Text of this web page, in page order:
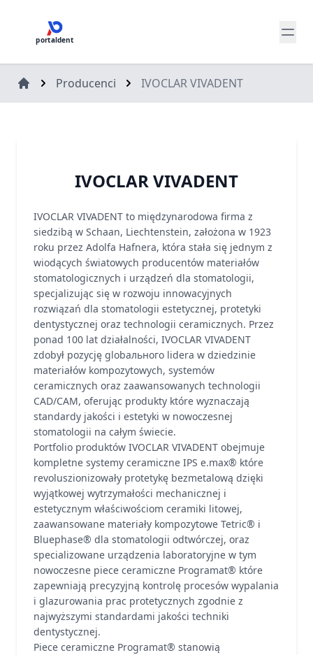
portaldent
Producenci IVOCLAR VIVADENT
IVOCLAR VIVADENT
IVOCLAR VIVADENT to międzynarodowa firma z
siedzibą w Schaan, Liechtenstein, założona w 1923
roku przez Adolfa Hafnera, która stała się jednym z
wiodących światowych producentów materiałów
stomatologicznych i urządzeń dla stomatologii,
specjalizując się w rozwoju innowacyjnych
rozwiązań dla stomatologii estetycznej, protetyki
dentystycznej oraz technologii ceramicznych. Przez
ponad 100 lat działalności, IVOCLAR VIVADENT
zdobył pozycję globального lidera w dziedzinie
materiałów kompozytowych, systemów
ceramicznych oraz zaawansowanych technologii
CAD/CAM, oferując produkty które wyznaczają
standardy jakości i estetyki w nowoczesnej
stomatologii na całym świecie.
Portfolio produktów IVOCLAR VIVADENT obejmuje
kompletne systemy ceramiczne IPS e.max® które
revoluszionizowały protetykę bezmetalową dzięki
wyjątkowej wytrzymałości mechanicznej i
estetycznym właściwościom ceramiki litowej,
zaawansowane materiały kompozytowe Tetric® i
Bluephase® dla stomatologii odtwórczej, oraz
specializowane urządzenia laboratoryjne w tym
nowoczesne piece ceramiczne Programat® które
zapewniają precyzyjną kontrolę procesów wypalania
i glazurowania prac protetycznych zgodnie z
najwyższymi standardami jakości techniki
dentystycznej.
Piece ceramiczne Programat® stanowią